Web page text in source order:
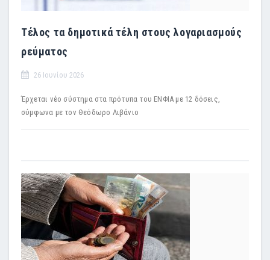
Τέλος τα δημοτικά τέλη στους λογαριασμούς
ρεύματος
26 Ιουνίου 2026
Έρχεται νέο σύστημα στα πρότυπα του ΕΝΦΙΑ με 12 δόσεις,
σύμφωνα με τον Θεόδωρο Λιβάνιο